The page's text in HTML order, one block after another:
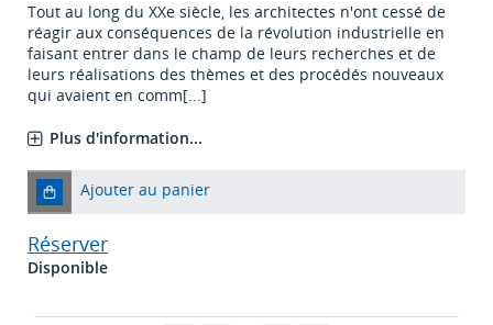
Tout au long du XXe siècle, les architectes n'ont cessé de
réagir aux conséquences de la révolution industrielle en
faisant entrer dans le champ de leurs recherches et de
leurs réalisations des thèmes et des procédés nouveaux
qui avaient en comm[...]
Plus d'information...
Ajouter au panier
Réserver
Disponible